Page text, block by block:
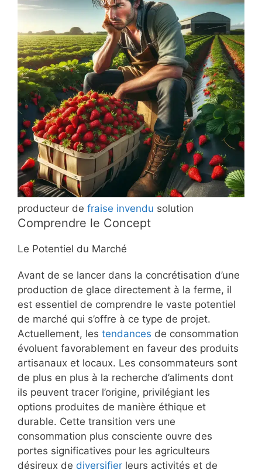
producteur de fraise invendu solution
Comprendre le Concept
Le Potentiel du Marché
Avant de se lancer dans la concrétisation d’une
production de glace directement à la ferme, il
est essentiel de comprendre le vaste potentiel
de marché qui s’offre à ce type de projet.
Actuellement, les tendances de consommation
évoluent favorablement en faveur des produits
artisanaux et locaux. Les consommateurs sont
de plus en plus à la recherche d’aliments dont
ils peuvent tracer l’origine, privilégiant les
options produites de manière éthique et
durable. Cette transition vers une
consommation plus consciente ouvre des
portes significatives pour les agriculteurs
désireux de diversifier leurs activités et de